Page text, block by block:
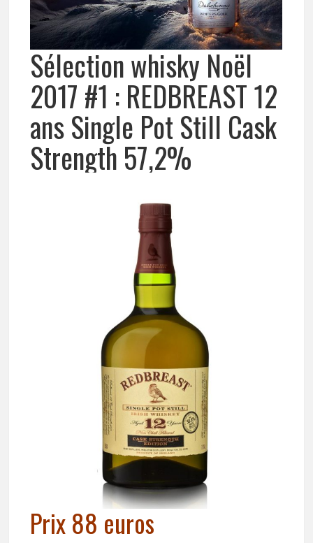
Sélection whisky Noël
2017 #1 : REDBREAST 12
ans Single Pot Still Cask
Strength 57,2%
Prix 88 euros